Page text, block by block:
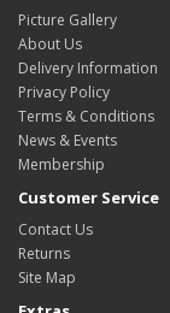
Picture Gallery
About Us
Delivery Information
Privacy Policy
Terms & Conditions
News & Events
Membership
Customer Service
Contact Us
Returns
Site Map